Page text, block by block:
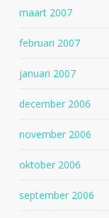
maart 2007
februari 2007
januari 2007
december 2006
november 2006
oktober 2006
september 2006